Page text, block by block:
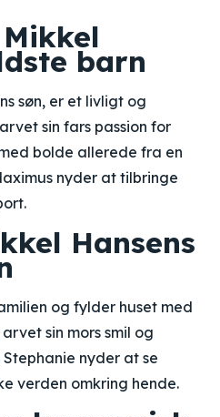
barn
søn, er et livligt og
sin fars passion for
bolde allerede fra en
nyder at tilbringe
Hansens
og fylder huset med
sin mors smil og
nyder at se
verden omkring hende.